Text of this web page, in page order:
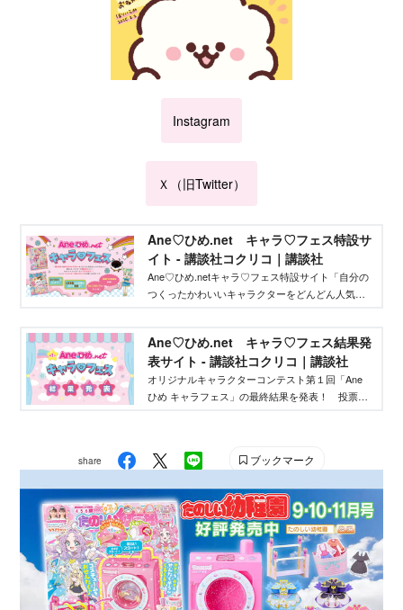
Instagram
Ｘ（旧Twitter）
Ane♡ひめ.net キャラ♡フェス特設サ
イト - 講談社コクリコ｜講談社
Ane♡ひめ.netキャラ♡フェス特設サイト「自分の
つくったかわいいキャラクターをどんどん人気者
作りたいクリエイターを応援するイベントです！
Ane♡ひめ.net キャラ♡フェス結果発
表サイト - 講談社コクリコ｜講談社
オリジナルキャラクターコンテスト第１回「Ane
ひめ キャラフェス」の最終結果を発表！ 投票結
share ブックマーク